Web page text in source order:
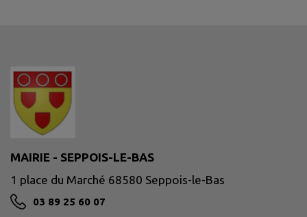
MAIRIE - SEPPOIS-LE-BAS
1 place du Marché 68580 Seppois-le-Bas
03 89 25 60 07